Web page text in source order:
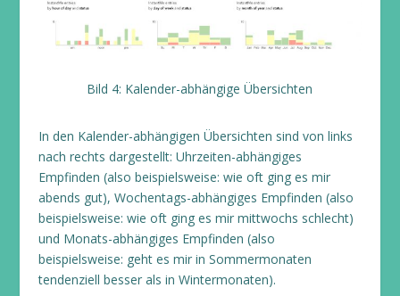
Bild 4: Kalender-abhängige Übersichten
In den Kalender-abhängigen Übersichten sind von links
nach rechts dargestellt: Uhrzeiten-abhängiges
Empfinden (also beispielsweise: wie oft ging es mir
abends gut), Wochentags-abhängiges Empfinden (also
beispielsweise: wie oft ging es mir mittwochs schlecht)
und Monats-abhängiges Empfinden (also
beispielsweise: geht es mir in Sommermonaten
tendenziell besser als in Wintermonaten).